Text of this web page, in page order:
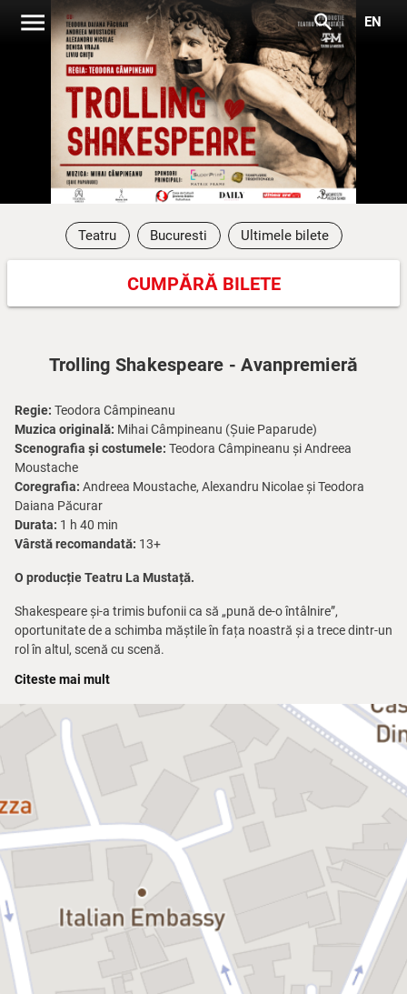
menu search EN
Teatru Bucuresti Ultimele bilete
CUMPĂRĂ BILETE
Trolling Shakespeare - Avanpremieră
Regie: Teodora Câmpineanu
Muzica originală: Mihai Câmpineanu (Șuie Paparude)
Scenografia și costumele: Teodora Câmpineanu și Andreea
Moustache
Coregrafia: Andreea Moustache, Alexandru Nicolae și Teodora
Daiana Păcurar
Durata: 1 h 40 min
Vârstă recomandată: 13+
O producție Teatru La Mustață.
Shakespeare și-a trimis bufonii ca să „pună de-o întâlnire”,
oportunitate de a schimba măștile în fața noastră și a trece dintr-un
rol în altul, scenă cu scenă.
Căci cine a explorat mai profund temele legate de sufletul uman și
de măștile pe care le purtăm în viață, complexitatea naturii umane
și dualitatea experiențelor noastre, dacă nu el: alchimistul de suflete
și meșterul dilemelor umane?
Spectacolul își propune să exploreze universul complex al operei lui
William Shakespeare, aducând în prim-plan scene din
douăsprezecea noapte
Romeo și Julieta Visul unei nopți de vară
precum și celebrul monolog al lui Hamlet, despre viață versus
moarte, existență versus dispariție.
Un spectacol out of the box, cu energie vibrantă, o reinterpretare a
personajelor shakespeariene în turnură modernă, o perspectivă
fresh, dar cu rădăcini clasice și respect pentru text și caracterele
bine cunoscute, în regia Teodorei Câmpineanu, laureată cu Premiul
UNITER pentru debut și apreciată pentru succesul cu
Romeo și
Julieta
, în spectacolul emblemă jucat ani de-a rândul la Teatrul
Citeste mai mult